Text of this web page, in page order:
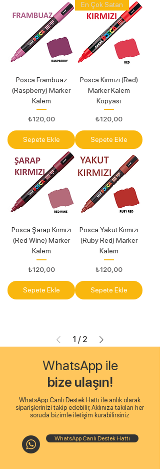
Posca Frambuaz
(Raspberry) Marker
Kalem
Fiyat
₺120,00
Sepete Ekle
En Çok Satan
Posca Kırmızı (Red)
Marker Kalem
Kopyası
Fiyat
₺120,00
Sepete Ekle
Posca Şarap Kırmızı
(Red Wine) Marker
Kalem
Fiyat
₺120,00
Sepete Ekle
Posca Yakut Kırmızı
(Ruby Red) Marker
Kalem
Fiyat
₺120,00
Sepete Ekle
1 / 2
WhatsApp ile
bize ulaşın!
WhatsApp Canlı Destek Hattı ile anlık olarak
siparişlerinizi takip edebilir, Aklınıza takılan her
soruda bizimle iletişim kurabilirsiniz
WhatsApp Canlı Destek Hattı